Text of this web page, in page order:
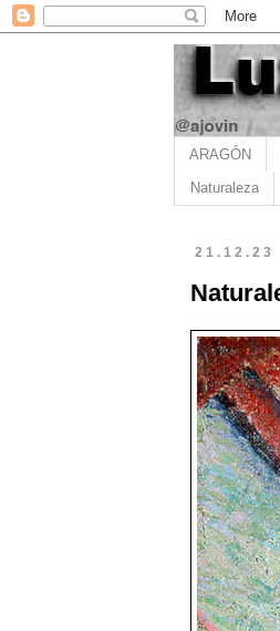
ARAGÓN
Naturaleza
21.12.23